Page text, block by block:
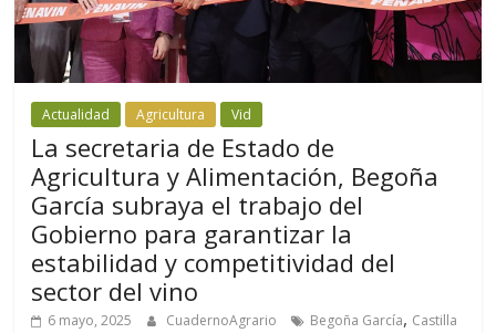
Actualidad Agricultura Vid
La secretaria de Estado de
Agricultura y Alimentación, Begoña
García subraya el trabajo del
Gobierno para garantizar la
estabilidad y competitividad del
sector del vino
6 mayo, 2025 CuadernoAgrario Begoña García, Castilla